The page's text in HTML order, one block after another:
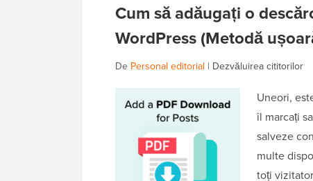
Cum să adăugați o
WordPress (Metodă
De Personal editorial | Dezvăluirea cititorilor
Uneori,
îl marcați
salveze
multe
toți